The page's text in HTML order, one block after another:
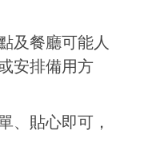
及餐廳可能人
安排備用方
、貼心即可，